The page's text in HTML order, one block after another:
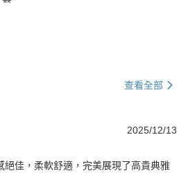
查看全部
2025/12/13
絕佳，柔軟舒適，完美展現了高貴典雅